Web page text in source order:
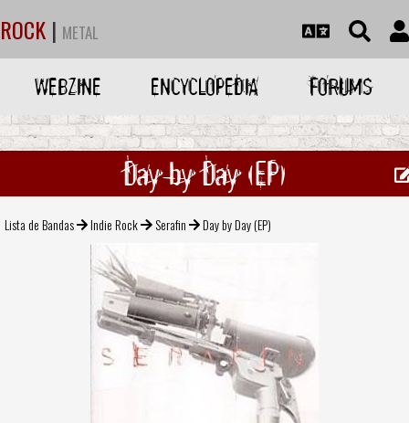
ROCK | METAL
WEBZINE ENCYCLOPEDIA FORUMS
Day by Day (EP)
Lista de Bandas Indie Rock Serafin Day by Day (EP)